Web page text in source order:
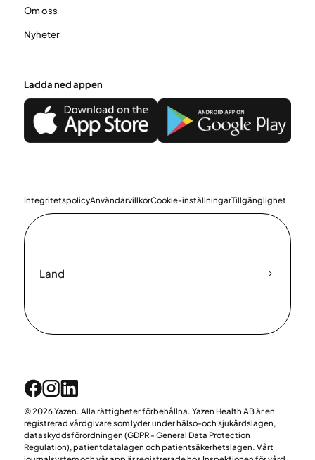
Om oss
Nyheter
Ladda ned appen
IntegritetspolicyAnvändarvillkorCookie-inställningarTillgänglighet
Land
© 2026 Yazen. Alla rättigheter förbehållna. Yazen Health AB är en
registrerad vårdgivare som lyder under hälso-och sjukårdslagen,
dataskyddsförordningen (GDPR - General Data Protection
Regulation), patientdatalagen och patientsäkerhetslagen. Vårt